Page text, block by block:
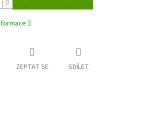
ZEPTAT SE SDÍLET